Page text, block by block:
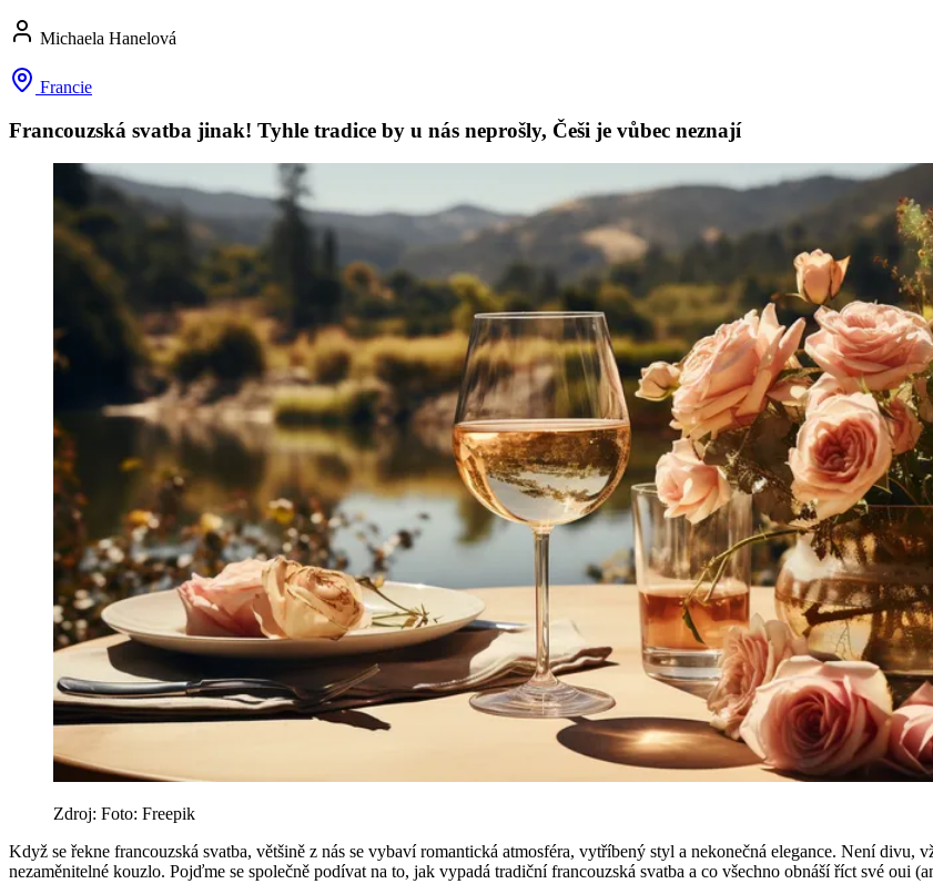
Michaela Hanelová
Francie
Francouzská svatba jinak! Tyhle tradice by u nás neprošly, Češi je vůbec neznají
Zdroj: Foto: Freepik
Když se řekne francouzská svatba, většině z nás se vybaví romantická atmosféra, vytříbený styl a nekonečná elegance. Není
nezaměnitelné kouzlo. Pojďme se společně podívat na to, jak vypadá tradiční francouzská svatba a co všechno obnáší říct své oui